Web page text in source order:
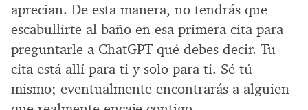
aprecian. De esta manera, no tendrás que
escabullirte al baño en esa primera cita para
preguntarle a ChatGPT qué debes decir. Tu
cita está allí para ti y solo para ti. Sé tú
mismo; eventualmente encontrarás a alguien